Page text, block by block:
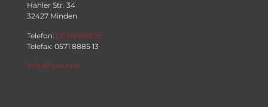
Hahler Str. 34
32427 Minden
Telefon: 0571 8885 55
Telefax: 0571 8885 13
info@huw.nrw